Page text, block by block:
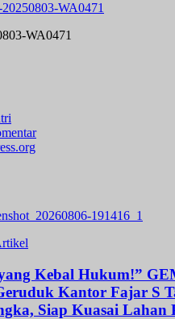
Kebal Hukum!”
Kantor Fajar S
Siap Kuasai Lahan